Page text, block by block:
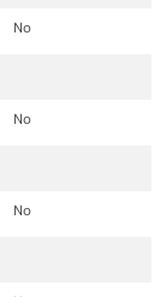
No
No
No